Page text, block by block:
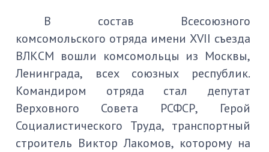
В состав Всесоюзного
комсомольского отряда имени XVII съезда
ВЛКСМ вошли комсомольцы из Москвы,
Ленинграда, всех союзных республик.
Командиром отряда стал депутат
Верховного Совета РСФСР, Герой
Социалистического Труда, транспортный
строитель Виктор Лакомов, которому на